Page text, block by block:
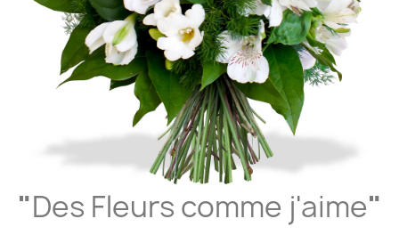
"Des Fleurs comme j'aime"